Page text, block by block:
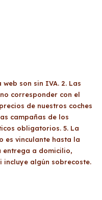
son sin IVA. 2. Las
corresponder con el
de nuestros coches
campañas de los
obligatorios. 5. La
es vinculante hasta la
entrega a domicilio,
incluye algún sobrecoste.